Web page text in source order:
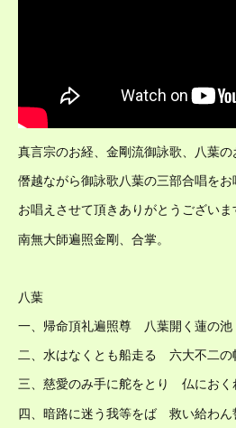
真言宗のお経、金剛流御詠歌、八葉の
僭越ながら御詠歌八葉の三部合唱をお
お唱えさせて頂きありがとうございま
南無大師遍照金剛、合掌。
八葉
一、帰命頂礼遍照尊 八葉開く蓮の池
二、水はなくとも船走る 六大不二の
三、慈愛のみ手に舵をとり 仏におく
四、暗路に迷う我等をば 救い給わん